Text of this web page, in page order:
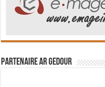
Partenaire Ar Gedour